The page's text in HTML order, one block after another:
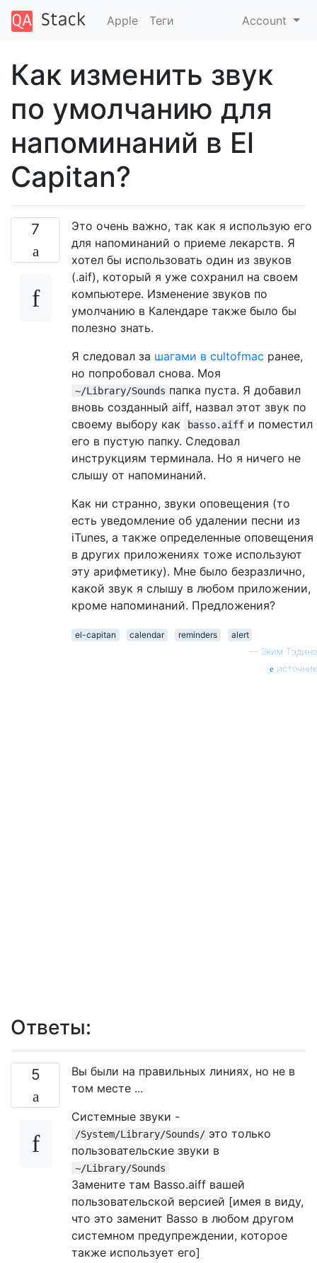
Apple Теги Account
Как изменить звук
по умолчанию для
напоминаний в El
Capitan?
7
Это очень важно, так как я использую его
для напоминаний о приеме лекарств. Я
хотел бы использовать один из звуков
(.aif), который я уже сохранил на своем
компьютере. Изменение звуков по
умолчанию в Календаре также было бы
полезно знать.
Я следовал за шагами в cultofmac ранее,
но попробовал снова. Моя
~/Library/Sounds папка пуста. Я добавил
вновь созданный aiff, назвал этот звук по
своему выбору как
basso.aiff и поместил
его в пустую папку. Следовал
инструкциям терминала. Но я ничего не
слышу от напоминаний.
Как ни странно, звуки оповещения (то
есть уведомление об удалении песни из
iTunes, а также определенные оповещения
в других приложениях тоже используют
эту арифметику). Мне было безразлично,
какой звук я слышу в любом приложении,
кроме напоминаний. Предложения?
el-capitan calendar reminders
alert
— Эким Тэдино
источник
Ответы:
5
Вы были на правильных линиях, но не в
том месте ...
Системные звуки -
/System/Library/Sounds/ это только
пользовательские звуки в
~/Library/Sounds
Замените там Basso.aiff вашей
пользовательской версией [имея в виду,
что это заменит Basso в любом другом
системном предупреждении, которое
также использует его]